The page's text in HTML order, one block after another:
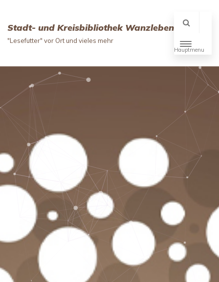
Stadt- und Kreisbibliothek Wanzleben
"Lesefutter" vor Ort und vieles mehr
Hauptmenu